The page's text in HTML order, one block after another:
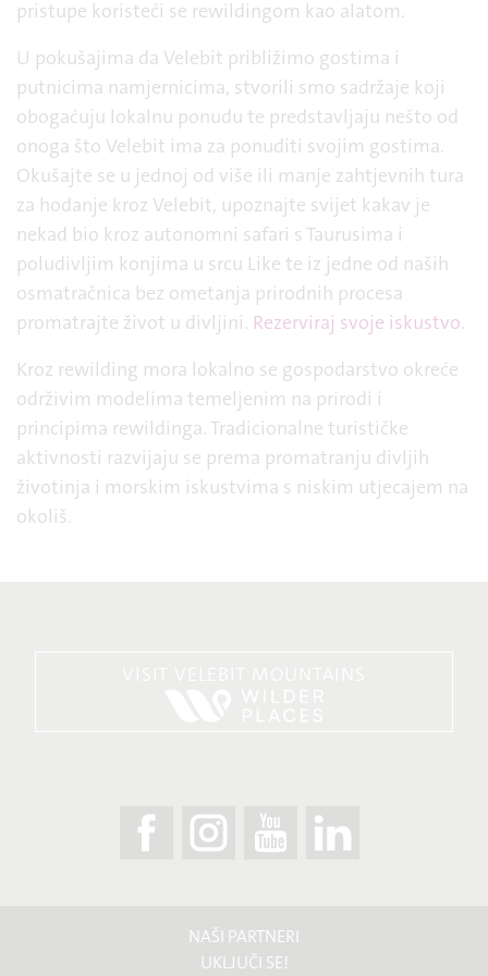
pristupe koristeći se rewildingom kao alatom.
U pokušajima da Velebit približimo gostima i
putnicima namjernicima, stvorili smo sadržaje koji
obogaćuju lokalnu ponudu te predstavljaju nešto od
onoga što Velebit ima za ponuditi svojim gostima.
Okušajte se u jednoj od više ili manje zahtjevnih tura
za hodanje kroz Velebit, upoznajte svijet kakav je
nekad bio kroz autonomni safari s Taurusima i
poludivljim konjima u srcu Like te iz jedne od naših
osmatračnica bez ometanja prirodnih procesa
promatrajte život u divljini. Rezerviraj svoje iskustvo.
Kroz rewilding mora lokalno se gospodarstvo okreće
održivim modelima temeljenim na prirodi i
principima rewildinga. Tradicionalne turističke
aktivnosti razvijaju se prema promatranju divljih
životinja i morskim iskustvima s niskim utjecajem na
okoliš.
NAŠI PARTNERI
UKLJUČI SE!